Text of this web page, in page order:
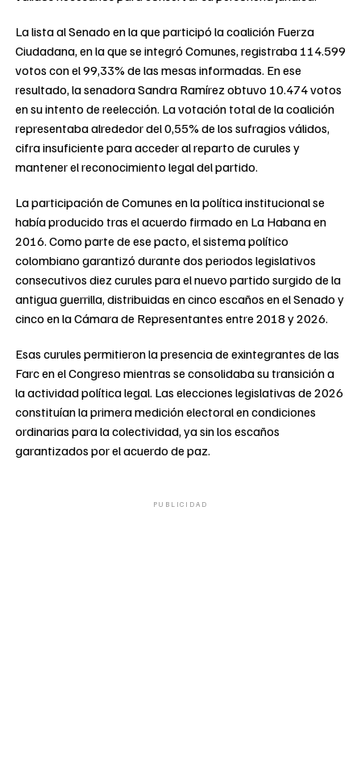
La lista al Senado en la que participó la coalición Fuerza
Ciudadana, en la que se integró Comunes, registraba 114.599
votos con el 99,33% de las mesas informadas. En ese
resultado, la senadora Sandra Ramírez obtuvo 10.474 votos
en su intento de reelección. La votación total de la coalición
representaba alrededor del 0,55% de los sufragios válidos,
cifra insuficiente para acceder al reparto de curules y
mantener el reconocimiento legal del partido.
La participación de Comunes en la política institucional se
había producido tras el acuerdo firmado en La Habana en
2016. Como parte de ese pacto, el sistema político
colombiano garantizó durante dos periodos legislativos
consecutivos diez curules para el nuevo partido surgido de la
antigua guerrilla, distribuidas en cinco escaños en el Senado y
cinco en la Cámara de Representantes entre 2018 y 2026.
Esas curules permitieron la presencia de exintegrantes de las
Farc en el Congreso mientras se consolidaba su transición a
la actividad política legal. Las elecciones legislativas de 2026
constituían la primera medición electoral en condiciones
ordinarias para la colectividad, ya sin los escaños
garantizados por el acuerdo de paz.
PUBLICIDAD